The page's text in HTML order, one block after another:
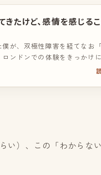
きたけど、感情を感じる
が、双極性障害を経てなお
ンドンでの体験をきっかけ
い）、この「わからな